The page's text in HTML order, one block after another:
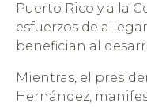
Puerto Rico y a la
esfuerzos de
benefician al
Mientras, el
Hernández,